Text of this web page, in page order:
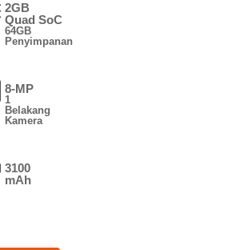
2GB
Quad SoC
64GB
Penyimpanan
8-MP
1
Belakang
Kamera
3100
mAh